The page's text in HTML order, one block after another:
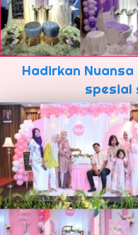
Hadirkan
spesial